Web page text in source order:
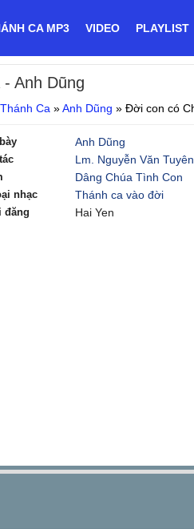
CA MP3 VIDEO PLAYLIST
- Anh Dũng
Ca »Anh Dũng »Đời con có
Anh Dũng
Lm. Nguyễn Văn Tuyên
Dâng Chúa Tình Con
nhạc Thánh ca vào đời
đăng Hai Yen